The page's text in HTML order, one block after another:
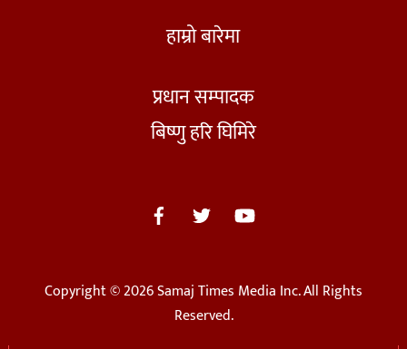
हाम्रो बारेमा
प्रधान सम्पादक
बिष्णु हरि घिमिरे
Copyright © 2026 Samaj Times Media Inc. All Rights
Reserved.